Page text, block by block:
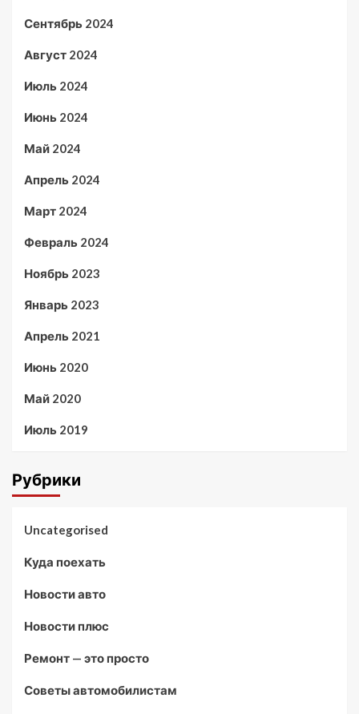
Сентябрь 2024
Август 2024
Июль 2024
Июнь 2024
Май 2024
Апрель 2024
Март 2024
Февраль 2024
Ноябрь 2023
Январь 2023
Апрель 2021
Июнь 2020
Май 2020
Июль 2019
Рубрики
Uncategorised
Куда поехать
Новости авто
Новости плюс
Ремонт — это просто
Советы автомобилистам